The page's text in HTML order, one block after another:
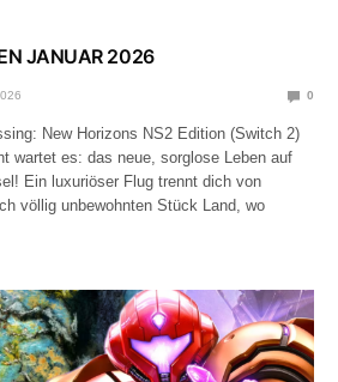
JANUAR 2026
0
New Horizons NS2 Edition (Switch 2)
wartet es: das neue, sorglose Leben auf
Ein luxuriöser Flug trennt dich von
völlig unbewohnten Stück Land, wo